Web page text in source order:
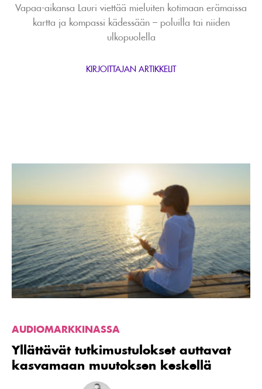
Vapaa-aikansa Lauri viettää mieluiten kotimaan erämaissa
kartta ja kompassi kädessään – poluilla tai niiden
ulkopuolella
KIRJOITTAJAN ARTIKKELIT
tutkimustulokset
kasvamaan
muutoksen
keskellä
AUDIOMARKKINASSA
Yllättävät tutkimustulokset auttavat
kasvamaan muutoksen keskellä